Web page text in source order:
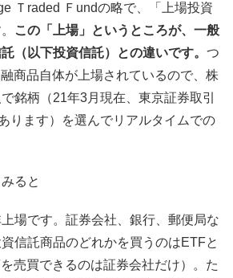
Ｔraded Ｆundの略で、「上場投資
この「上場」というところが、一般
（以下投資信託）との違いです。 つ
商品自体が上場されているので、株
銘柄（21年3月現在、東京証券取引
ります）を選んでリアルタイムでの
ると
場です。証券会社、銀行、郵便局な
信託商品のどれかを買うのはETFと
売買できるのは証券会社だけ）。た